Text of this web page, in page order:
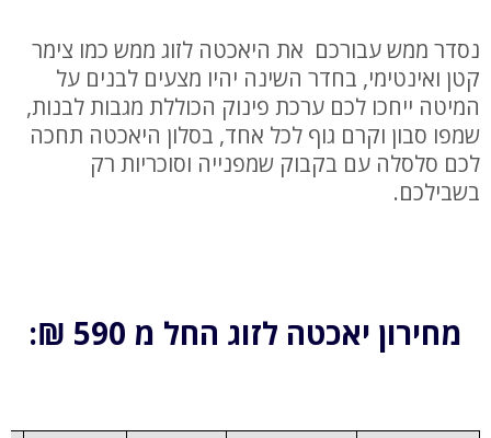
נסדר ממש עבורכם את היאכטה לזוג ממש כמו צימר
קטן ואינטימי, בחדר השינה יהיו מצעים לבנים על
המיטה ייחכו לכם ערכת פינוק הכוללת מגבות לבנות,
שמפו סבון וקרם גוף לכל אחד, בסלון היאכטה תחכה
לכם סלסלה עם בקבוק שמפנייה וסוכריות רק
בשבילכם.
מחירון יאכטה לזוג החל מ 590 ₪: